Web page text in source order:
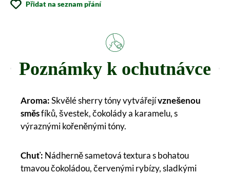
Přidat na seznam přání
Poznámky k ochutnávce
Aroma:Skvělé sherry tóny vytvářejívznešenou
směsfíků, švestek, čokolády a karamelu, s
výraznými kořeněnými tóny.
Chuť: Nádherně sametová textura s bohatou
tmavou čokoládou, červenými rybízy, sladkými